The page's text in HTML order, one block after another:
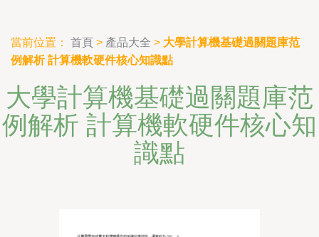
當前位置： 首頁 > 產品大全 > 大學計算機基礎過關題庫范
例解析 計算機軟硬件核心知識點
大學計算機基礎過關題庫范
例解析 計算機軟硬件核心知
識點